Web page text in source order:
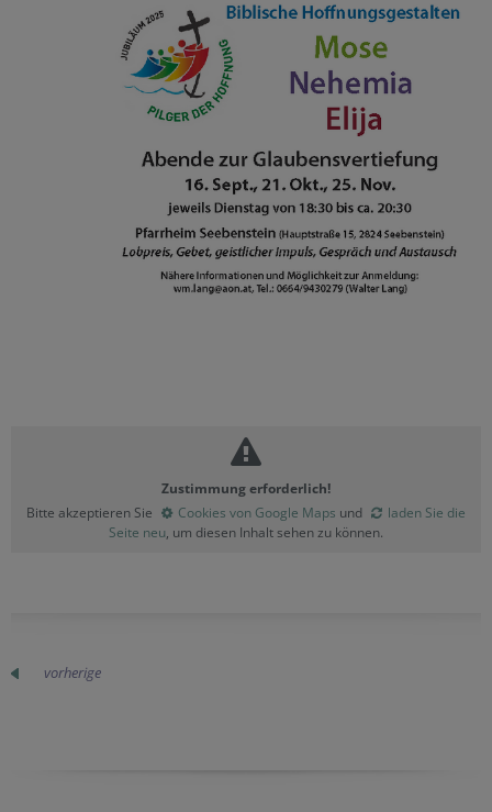
Zustimmung erforderlich!
Bitte akzeptieren Sie
Cookies von Google Maps und
laden Sie die
Seite neu, um diesen Inhalt sehen zu können.
vorherige